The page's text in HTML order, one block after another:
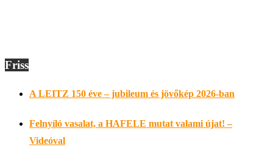
Friss
A LEITZ 150 éve – jubileum és jövőkép 2026-ban
Felnyíló vasalat, a HAFELE mutat valami újat! –
Videóval